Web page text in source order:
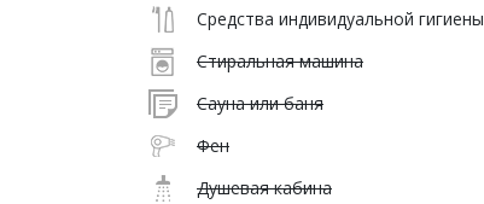
Средства индивидуальной гигиены
Стиральная машина
Сауна или баня
Фен
Душевая кабина